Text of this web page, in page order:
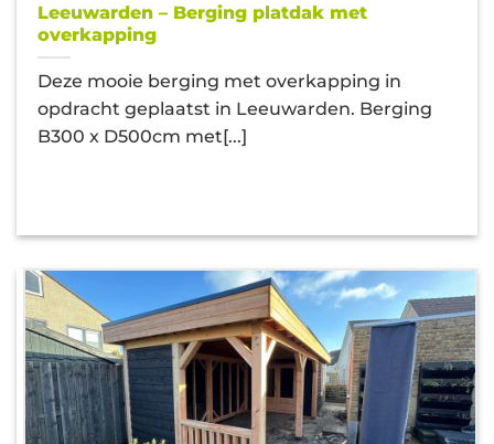
Leeuwarden – Berging platdak met
overkapping
Deze mooie berging met overkapping in
opdracht geplaatst in Leeuwarden. Berging
B300 x D500cm met[...]